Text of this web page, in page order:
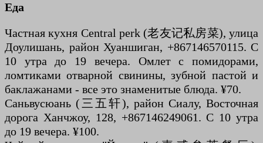
Еда
Частная кухня Central perk (老友记私房菜), улица
Доулишань, район Хуаншиган, +867146570115. С
10 утра до 19 вечера. Омлет с помидорами,
ломтиками отварной свинины, зубной пастой и
баклажанами - все это знаменитые блюда. ¥70.
Саньвусюань (三五轩), район Сиалу, Восточная
дорога Ханчжоу, 128, +867146249061. С 10 утра
до 19 вечера. ¥100.